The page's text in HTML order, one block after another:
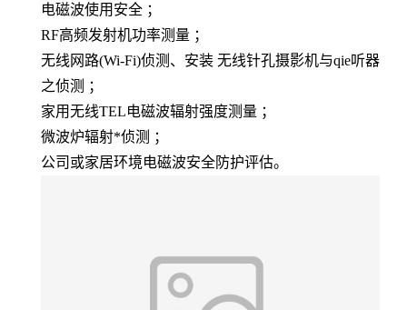
电磁波使用安全 ；
RF高频发射机功率测量 ；
无线网路(Wi-Fi)侦测、安装 无线针孔摄影机与qie听器
之侦测 ；
家用无线TEL电磁波辐射强度测量 ；
微波炉辐射*侦测 ；
公司或家居环境电磁波安全防护评估。